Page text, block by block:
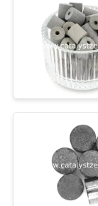
SPRAWY
SITEMAP
PRIVACY
POLICY